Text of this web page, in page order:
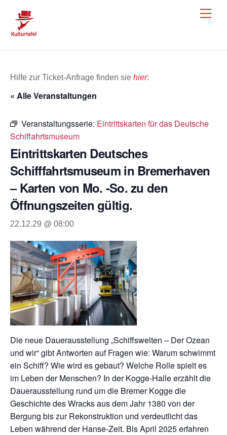
content
Hilfe zur Ticket-Anfrage finden sie hier:
« Alle Veranstaltungen
Veranstaltungsserie: Eintrittskarten für das Deutsche
Schiffahrtsmuseum
Eintrittskarten Deutsches
Schifffahrtsmuseum in Bremerhaven
– Karten von Mo. -So. zu den
Öffnungszeiten gültig.
22.12.29 @ 08:00
Die neue Dauerausstellung „Schiffswelten – Der Ozean
und wir“ gibt Antworten auf Fragen wie: Warum schwimmt
ein Schiff? Wie wird es gebaut? Welche Rolle spielt es
im Leben der Menschen? In der Kogge-Halle erzählt die
Dauerausstellung rund um die Bremer Kogge die
Geschichte des Wracks aus dem Jahr 1380 von der
Bergung bis zur Rekonstruktion und verdeutlicht das
Leben während der Hanse-Zeit. Bis April 2025 erfahren